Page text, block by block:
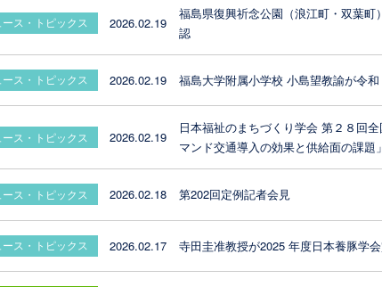
ス・トピックス 2026.02.19
福島県復興祈念公園（浪江町・双葉
認
ス・トピックス 2026.02.19 福島大学附属小学校 小島望教諭が令
ス・トピックス 2026.02.19
日本福祉のまちづくり学会 第２８回
マンド交通導入の効果と供給面の課題
ス・トピックス 2026.02.18 第202回定例記者会見
ス・トピックス 2026.02.17 寺田圭准教授が2025 年度日本養豚学